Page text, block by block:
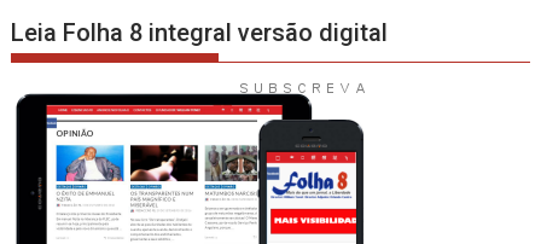
Leia Folha 8 integral versão digital